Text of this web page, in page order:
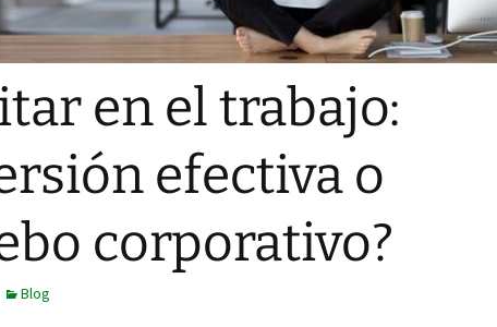
en el trabajo:
efectiva o
corporativo?
Blog